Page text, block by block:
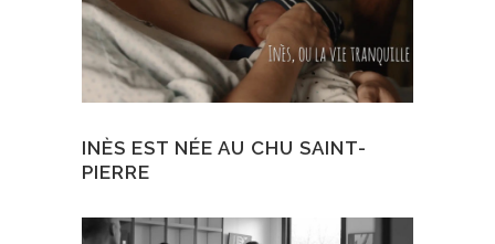
INÈS EST NÉE AU CHU SAINT-
PIERRE